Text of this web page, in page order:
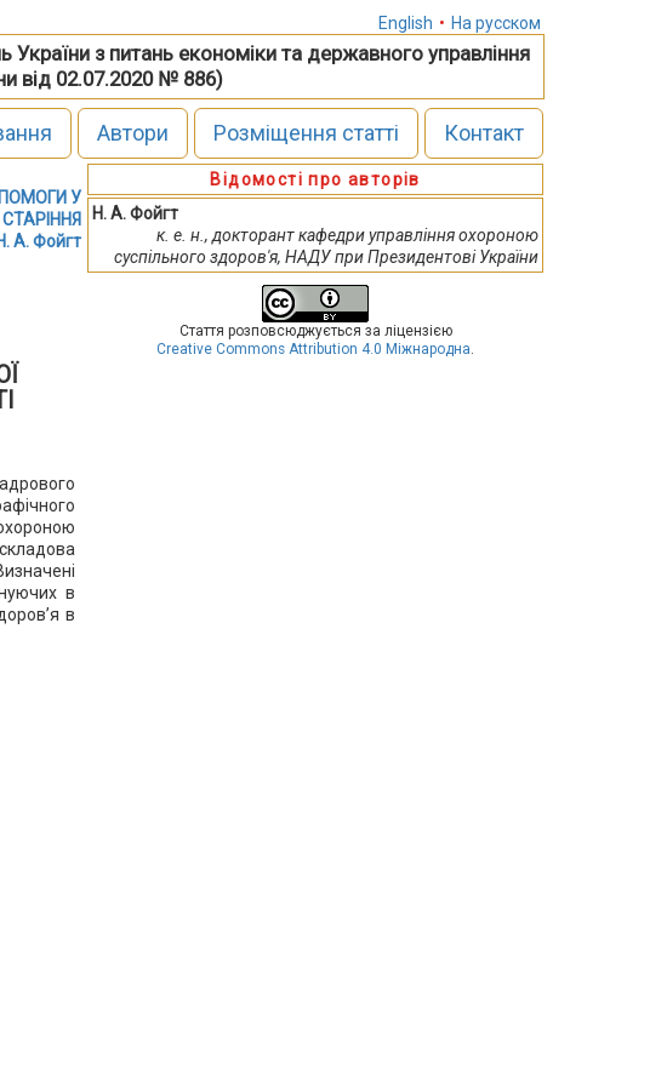
English • На русском
України з питань економіки та державного управління
від 02.07.2020 № 886)
Автори Розміщення статті Контакт
У
А. Фойгт
в
в
Відомості про авторів
Н. А. Фойгт
к. е. н., докторант кафедри управління охороною
суспільного здоров'я, НАДУ при Президентові України
Стаття розповсюджується за ліцензією
Creative Commons Attribution 4.0 Міжнародна.